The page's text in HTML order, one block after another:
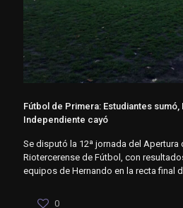
Fútbol de Primera: Estudiantes
Independiente cayó
Se disputó la 12ª jornada del Apertura
Riotercerense de Fútbol, con
equipos de Hernando en la recta final
0